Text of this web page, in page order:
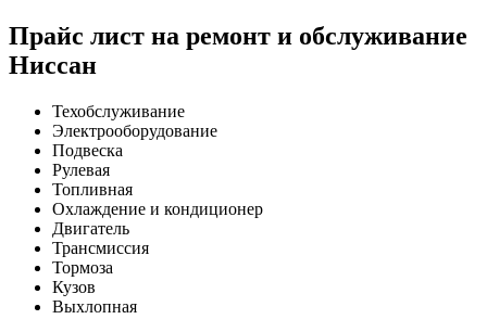
Прайс лист на ремонт и обслуживание
Ниссан
Техобслуживание
Электрооборудование
Подвеска
Рулевая
Топливная
Охлаждение и кондиционер
Двигатель
Трансмиссия
Тормоза
Кузов
Выхлопная